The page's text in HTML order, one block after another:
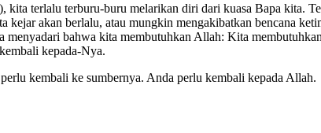
terlalu terburu-buru melarikan diri dari kuasa Bapa kita.
akan berlalu, atau mungkin mengakibatkan bencana
bahwa kita membutuhkan Allah: Kita
kepada-Nya.
kembali ke sumbernya. Anda perlu kembali kepada Allah.